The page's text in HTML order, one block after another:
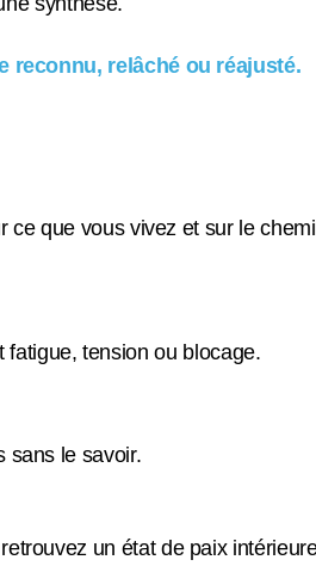
reconnu, relâché ou réajusté.
ce que vous vivez et sur le
fatigue, tension ou blocage.
sans le savoir.
un état de paix